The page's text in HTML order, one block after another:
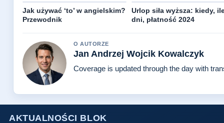
Jak używać ‘to’ w angielskim?
Przewodnik
Urlop siła wyższa: kiedy,
dni, płatność 2024
O AUTORZE
Jan Andrzej Wojcik Kowalczyk
Coverage is updated through the day with
AKTUALNOŚCI BLOK